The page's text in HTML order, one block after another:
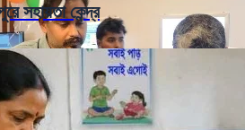
সহায়তা কেন্দ্র